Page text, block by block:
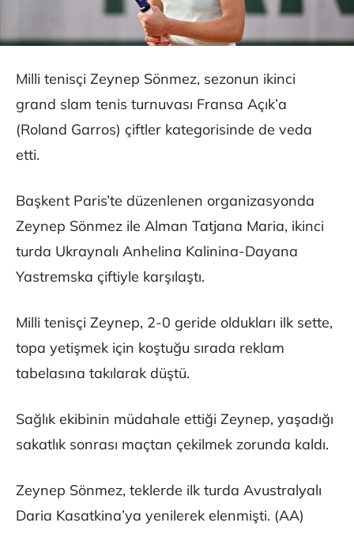
Milli tenisçi Zeynep Sönmez, sezonun ikinci
grand slam tenis turnuvası Fransa Açık’a
(Roland Garros) çiftler kategorisinde de veda
etti.
Başkent Paris’te düzenlenen organizasyonda
Zeynep Sönmez ile Alman Tatjana Maria, ikinci
turda Ukraynalı Anhelina Kalinina-Dayana
Yastremska çiftiyle karşılaştı.
Milli tenisçi Zeynep, 2-0 geride oldukları ilk sette,
topa yetişmek için koştuğu sırada reklam
tabelasına takılarak düştü.
Sağlık ekibinin müdahale ettiği Zeynep, yaşadığı
sakatlık sonrası maçtan çekilmek zorunda kaldı.
Zeynep Sönmez, teklerde ilk turda Avustralyalı
Daria Kasatkina’ya yenilerek elenmişti. (AA)